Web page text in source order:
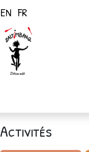
EN FR
Activités